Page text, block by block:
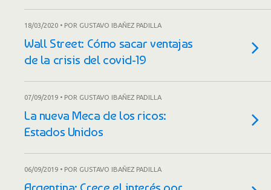
18/03/2020 • POR GUSTAVO IBAÑEZ PADILLA
Wall Street: Cómo sacar ventajas
de la crisis del covid-19
07/09/2019 • POR GUSTAVO IBAÑEZ PADILLA
La nueva Meca de los ricos:
Estados Unidos
06/09/2019 • POR GUSTAVO IBAÑEZ PADILLA